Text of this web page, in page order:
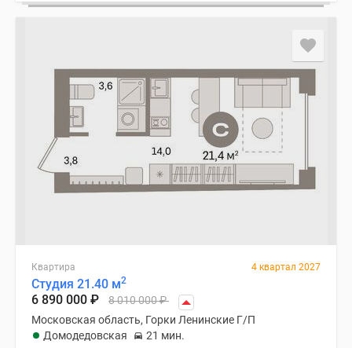
Квартира 4 квартал 2027
Студия 21.40 м2
6 890 000 ₽ 8 010 000₽
Московская область, Горки Ленинские Г/П
Домодедовская
21 мин.